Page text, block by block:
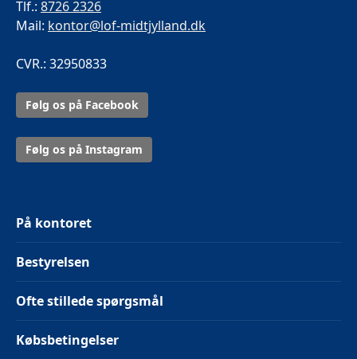
Tlf.: 8726 2326
Mail: kontor@lof-midtjylland.dk
CVR.: 32950833
Følg os på Facebook
Følg os på Instagram
På kontoret
Bestyrelsen
Ofte stillede spørgsmål
Købsbetingelser